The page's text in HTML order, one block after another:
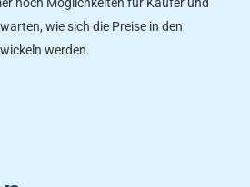
wie sich die Preise in den
werden.